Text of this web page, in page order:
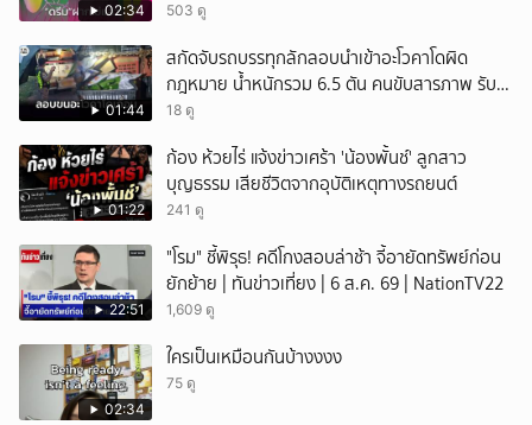
02:34 503 ดู
01:44
สกัดจับรถบรรทุกลักลอบนำเข้าอะโวคาโดผิด
กฎหมาย น้ำหนักรวม 6.5 ตัน คนขับสารภาพ รับ
ค่าจ้างเที่ยวละ 5,000 บาท
18 ดู
01:22
ก้อง ห้วยไร่ แจ้งข่าวเศร้า 'น้องพั้นช์' ลูกสาว
บุญธรรม เสียชีวิตจากอุบัติเหตุทางรถยนต์
241 ดู
22:51
"โรม" ชี้พิรุธ! คดีโกงสอบล่าช้า จี้อายัดทรัพย์ก่อน
ยักย้าย | ทันข่าวเที่ยง | 6 ส.ค. 69 | NationTV22
1,609 ดู
02:34
ใครเป็นเหมือนกันบ้างงงง
75 ดู